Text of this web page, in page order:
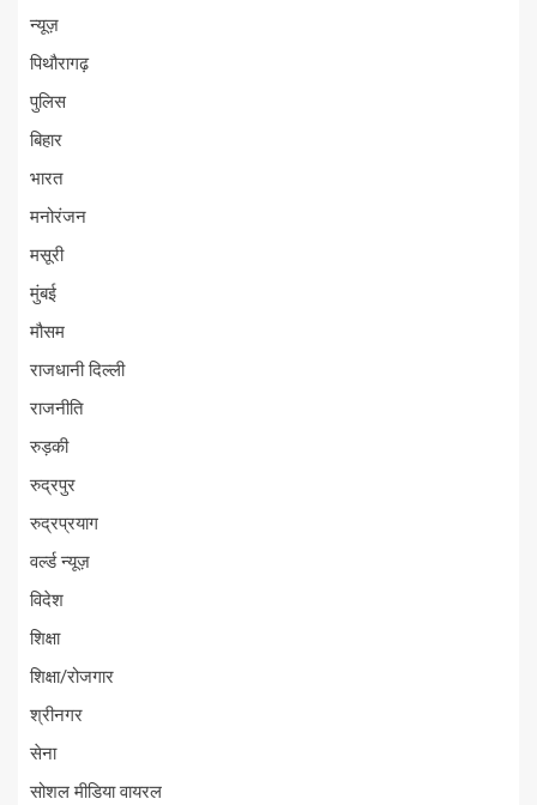
न्यूज़
पिथौरागढ़
पुलिस
बिहार
भारत
मनोरंजन
मसूरी
मुंबई
मौसम
राजधानी दिल्ली
राजनीति
रुड़की
रुद्रपुर
रुद्रप्रयाग
वर्ल्ड न्यूज़
विदेश
शिक्षा
शिक्षा/रोजगार
श्रीनगर
सेना
सोशल मीडिया वायरल